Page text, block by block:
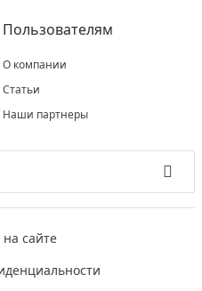
Пользователям
О компании
Статьи
Наши партнеры
сайте